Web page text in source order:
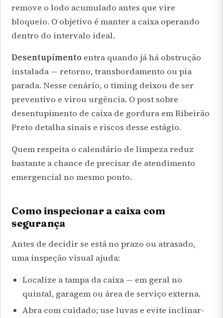
remove o lodo acumulado antes que vire
bloqueio. O objetivo é manter a caixa operando
dentro do intervalo ideal.
Desentupimento entra quando já há obstrução
instalada — retorno, transbordamento ou pia
parada. Nesse cenário, o timing deixou de ser
preventivo e virou urgência. O post sobre
desentupimento de caixa de gordura em Ribeirão
Preto detalha sinais e riscos desse estágio.
Quem respeita o calendário de limpeza reduz
bastante a chance de precisar de atendimento
emergencial no mesmo ponto.
Como inspecionar a caixa com
segurança
Antes de decidir se está no prazo ou atrasado,
uma inspeção visual ajuda:
Localize a tampa da caixa — em geral no
quintal, garagem ou área de serviço externa.
Abra com cuidado; use luvas e evite inclinar-